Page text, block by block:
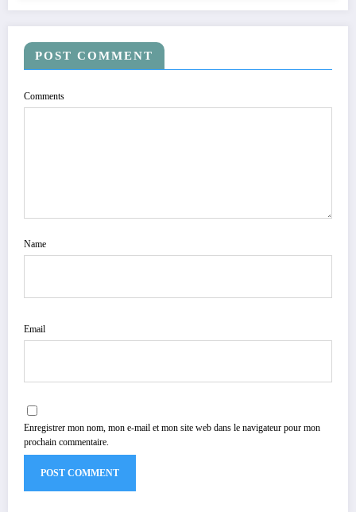
POST COMMENT
Comments
Name
Email
Enregistrer mon nom, mon e-mail et mon site web dans le navigateur pour mon
prochain commentaire.